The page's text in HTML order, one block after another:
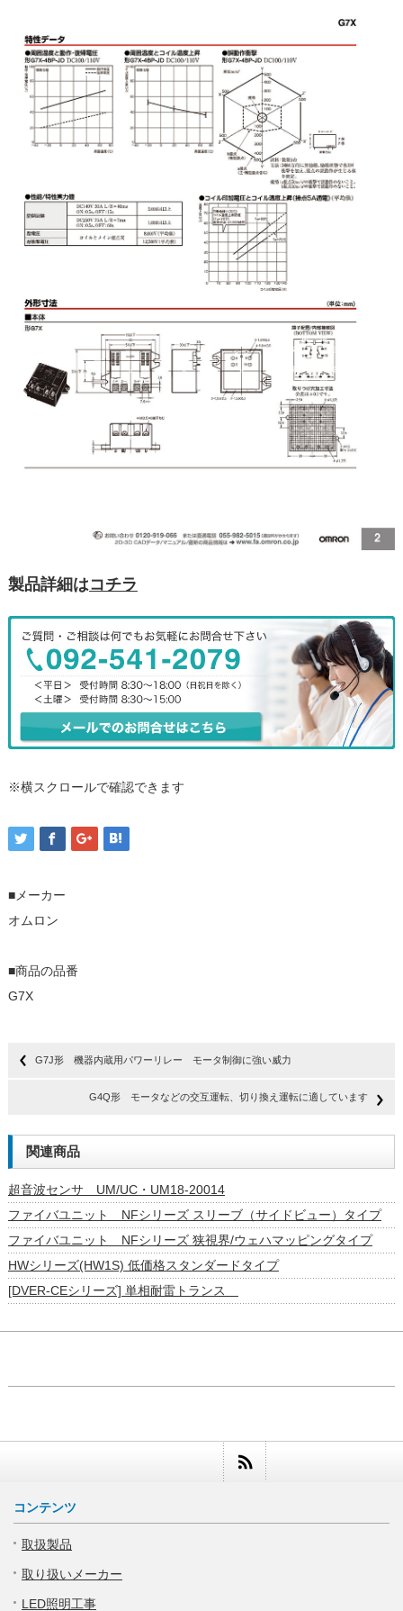
製品詳細はコチラ
※横スクロールで確認できます
■メーカー
オムロン
■商品の品番
G7X
G7J形 機器内蔵用パワーリレー モータ制御に強い威力
G4Q形 モータなどの交互運転、切り換え運転に適しています
関連商品
超音波センサ UM/UC・UM18-20014
ファイバユニット NFシリーズ スリーブ（サイドビュー）タイプ
ファイバユニット NFシリーズ 狭視界/ウェハマッピングタイプ
HWシリーズ(HW1S) 低価格スタンダードタイプ
[DVER-CEシリーズ] 単相耐雷トランス
コンテンツ
取扱製品
取り扱いメーカー
LED照明工事